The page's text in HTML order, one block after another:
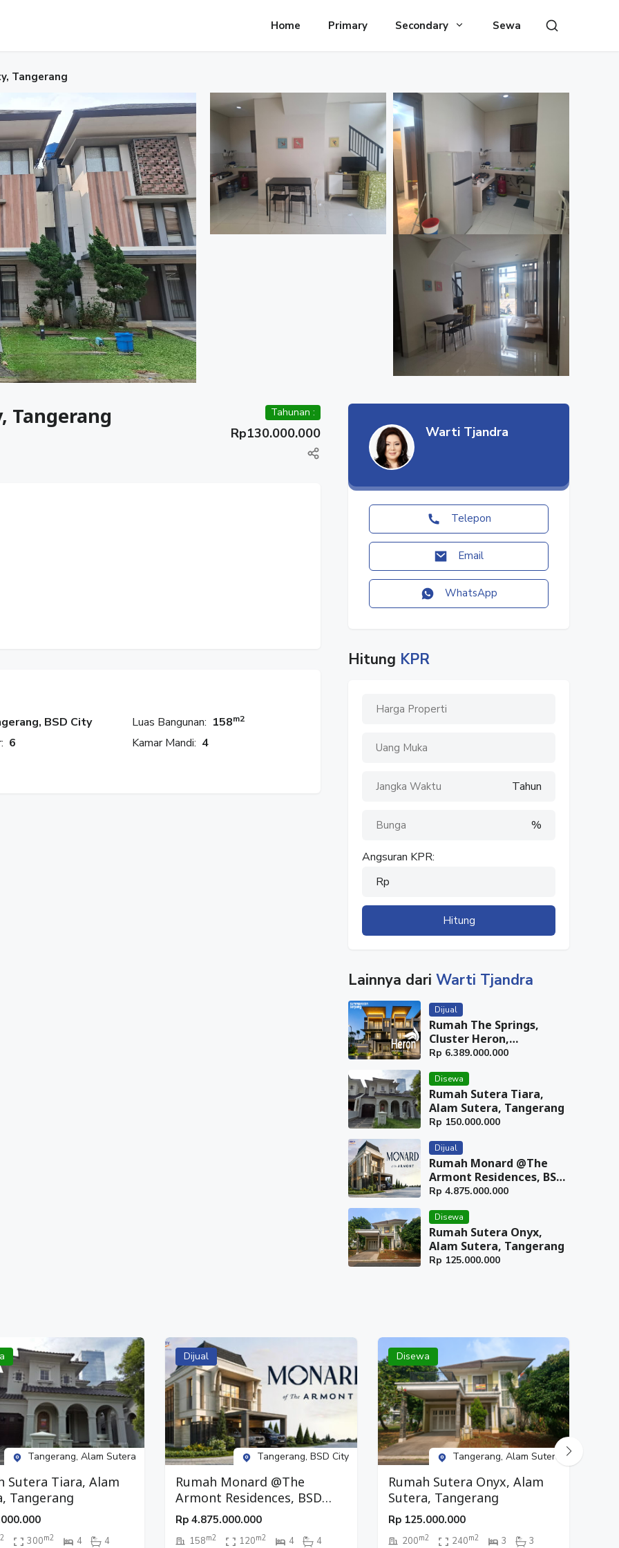
Home Primary Secondary Sewa
Tangerang
Tangerang Tahunan :
Rp130.000.000
BSD City Luas Bangunan: 158m2
6 Kamar Mandi: 4
Warti Tjandra
Telepon
Email
WhatsApp
Hitung KPR
Tahun
%
Angsuran KPR:
Rp
Hitung
Lainnya dari Warti Tjandra
Dijual
Rumah The Springs,
Cluster Heron,
Summarecon Serpong,
Rp 6.389.000.000
Disewa
Rumah Sutera Tiara,
Alam Sutera, Tangerang
Rp 150.000.000
Dijual
Rumah Monard @The
Armont Residences, BSD
City, Tangerang
Rp 4.875.000.000
Disewa
Rumah Sutera Onyx,
Alam Sutera, Tangerang
Rp 125.000.000
Tangerang, Alam Sutera
Sutera Tiara, Alam
Tangerang
300m2 4 4
Dijual
Tangerang, BSD City
Rumah Monard @The
Armont Residences, BSD
City, Tangerang
Rp 4.875.000.000
158m2 120m2 4 4
Disewa
Tangerang, Alam Sutera
Rumah Sutera Onyx, Alam
Sutera, Tangerang
Rp 125.000.000
200m2 240m2 3 3